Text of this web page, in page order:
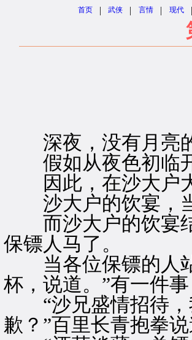
首页 | 武侠 | 言情 | 现代 |
深夜，没有月亮的
假如从夜色初临开
因此，在沙大户大
沙大户的饮宴，当
而沙大户的饮宴结
保镖人马了。
当各位保镖的人站
杯，说道。”有一件
“沙兄盛情招待，
歉？”百里长青抱拳说